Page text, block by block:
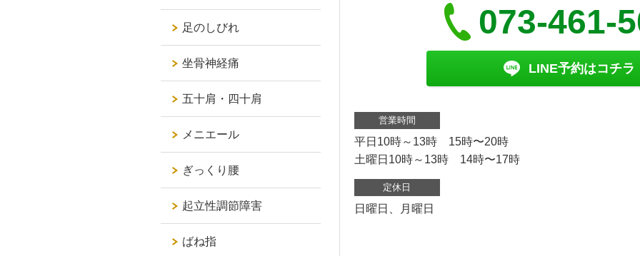
073-461-
LINE予約はコチラ
営業時間
平日10時～13時 15時〜20時
土曜日10時～13時 14時〜17時
定休日
日曜日、月曜日
足のしびれ
坐骨神経痛
五十肩・四十肩
メニエール
ぎっくり腰
起立性調節障害
ばね指